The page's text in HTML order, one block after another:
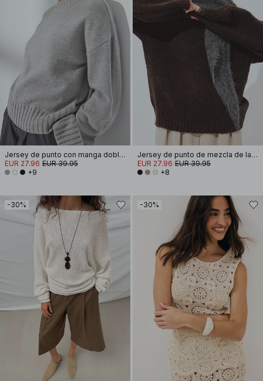
Jersey de punto con manga doblada
EUR 27.96 EUR 39.95
+9
Jersey de punto de mezcla de lana con cuello redondo
EUR 27.96 EUR 39.95
+8
-30% -30%